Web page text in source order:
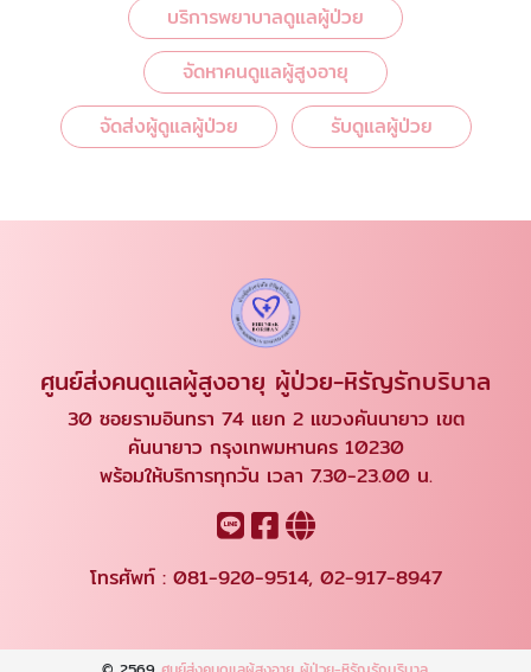
บริการพยาบาลดูแลผู้ป่วย
จัดหาคนดูแลผู้สูงอายุ
จัดส่งผู้ดูแลผู้ป่วย
รับดูแลผู้ป่วย
ศูนย์ส่งคนดูแลผู้สูงอายุ ผู้ป่วย-หิรัญรักบริบาล
30 ซอยรามอินทรา 74 แยก 2 แขวงคันนายาว เขต
คันนายาว กรุงเทพมหานคร 10230
พร้อมให้บริการทุกวัน เวลา 7.30-23.00 น.
โทรศัพท์ : 081-920-9514, 02-917-8947